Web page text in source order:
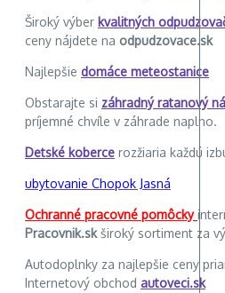
Široký výber kvalitných
ceny nájdete na odpudzovace.sk
Najlepšie domáce meteostanice
Obstarajte si záhradný ratanový
príjemné chvíle v záhrade naplno.
Detské koberce rozžiaria každú
ubytovanie Chopok Jasná
Ochranné pracovné pomôcky
Pracovnik.skširoký sortiment za
Autodoplnky za najlepšie ceny
Internetový obchod autoveci.sk